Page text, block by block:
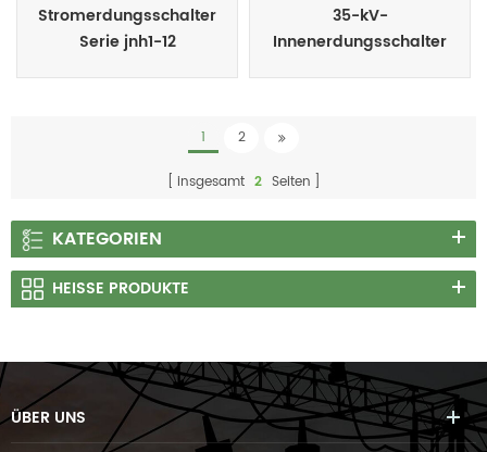
Stromerdungsschalter
Serie jnh1-12
35-kV-
Innenerdungsschalter
1 2
insgesamt 2 Seiten
KATEGORIEN
HEISSE PRODUKTE
ÜBER UNS